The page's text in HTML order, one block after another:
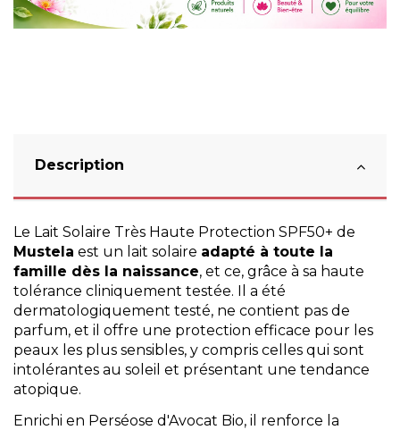
Description
Le Lait Solaire Très Haute Protection SPF50+ de
Mustela est un lait solaire adapté à toute la
famille dès la naissance, et ce, grâce à sa haute
tolérance cliniquement testée. Il a été
dermatologiquement testé, ne contient pas de
parfum, et il offre une protection efficace pour les
peaux les plus sensibles, y compris celles qui sont
intolérantes au soleil et présentant une tendance
atopique.
Enrichi en Perséose d'Avocat Bio, il renforce la